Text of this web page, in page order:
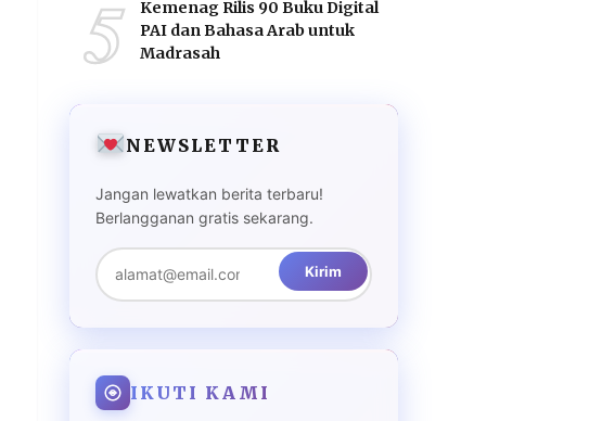
5
Kemenag Rilis 90 Buku Digital
PAI dan Bahasa Arab untuk
Madrasah
NEWSLETTER
Jangan lewatkan berita terbaru!
Berlangganan gratis sekarang.
Kirim
IKUTI KAMI